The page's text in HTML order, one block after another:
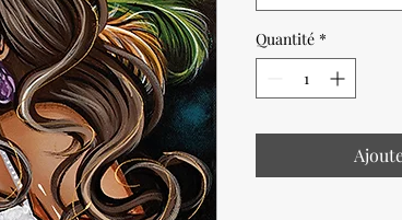
Quantité *